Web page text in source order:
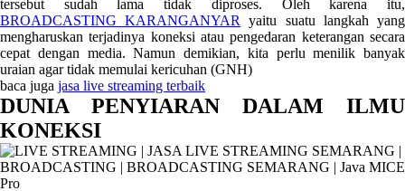
tersebut sudah lama tidak diproses. Oleh karena itu,
BROADCASTING KARANGANYAR
yaitu suatu langkah yang
mengharuskan terjadinya koneksi atau pengedaran keterangan secara
cepat dengan media. Namun demikian, kita perlu menilik banyak
uraian agar tidak memulai kericuhan (GNH)
baca juga jasa live streaming terbaik
DUNIA PENYIARAN DALAM ILMU
KONEKSI